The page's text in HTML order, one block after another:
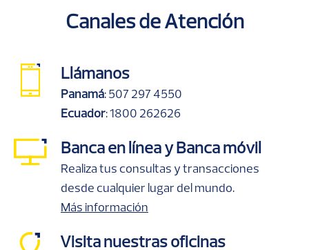
Canales de Atención
Llámanos
Panamá: 507 297 4550
Ecuador:1800 262626
Banca en línea y Banca móvil
Realiza tus consultas y transacciones
desde cualquier lugar del mundo.
Más información
Visita nuestras oficinas